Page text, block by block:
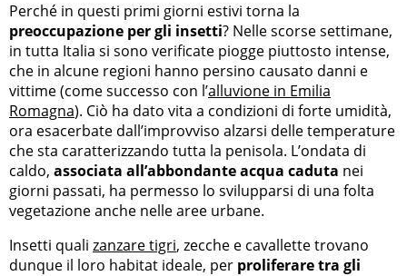
Perché in questi primi giorni estivi torna la
preoccupazione per gli insetti? Nelle scorse settimane,
in tutta Italia si sono verificate piogge piuttosto intense,
che in alcune regioni hanno persino causato danni e
vittime (come successo con l’alluvione in Emilia
Romagna). Ciò ha dato vita a condizioni di forte umidità,
ora esacerbate dall’improvviso alzarsi delle temperature
che sta caratterizzando tutta la penisola. L’ondata di
caldo, associata all’abbondante acqua caduta nei
giorni passati, ha permesso lo svilupparsi di una folta
vegetazione anche nelle aree urbane.
Insetti quali zanzare tigri, zecche e cavallette trovano
dunque il loro habitat ideale, per proliferare tra gli